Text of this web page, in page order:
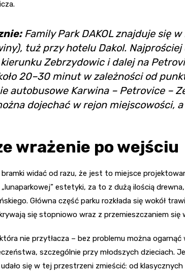
Family Park DAKOL znajduje się
tuż przy hotelu Dakol.
Zebrzydowic i dalej na
20–30 minut w zależności od
autobusowe Karwina – Petrovice –
dojechać w rejon miejscowości,
wrażenie po wejściu
bramki widać od razu, że jest to miejsce
estetyki, za to z dużą ilością
Główna część parku rozkłada się wokół
się stopniowo wraz z przemieszczaniem się
która nie przytłacza – bez problemu można
szczególnie przy młodszych dzieciach.
się w tej przestrzeni zmieścić: od